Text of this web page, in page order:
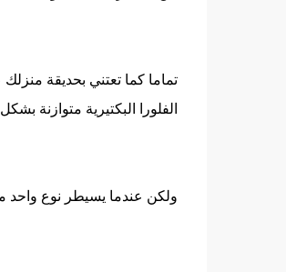
تماما كما تعتني بحديقة
الفلورا البكتيرية متوازنة
ولكن عندما يسيطر نوع واحد من